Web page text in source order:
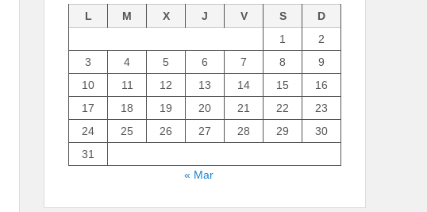
L M X J V S
D
1
2
3
4 5 6 7 8
9
10
11 12 13 14 15
16
17
18 19 20 21 22
23
24
25 26 27 28 29
30
31
« Mar